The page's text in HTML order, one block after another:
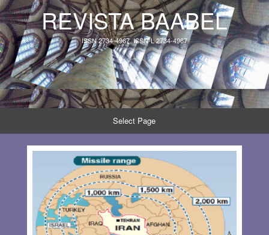
REVISTA BAABEL
ISSN 2734-4967, ISSN-L 2734-4967
Select Page